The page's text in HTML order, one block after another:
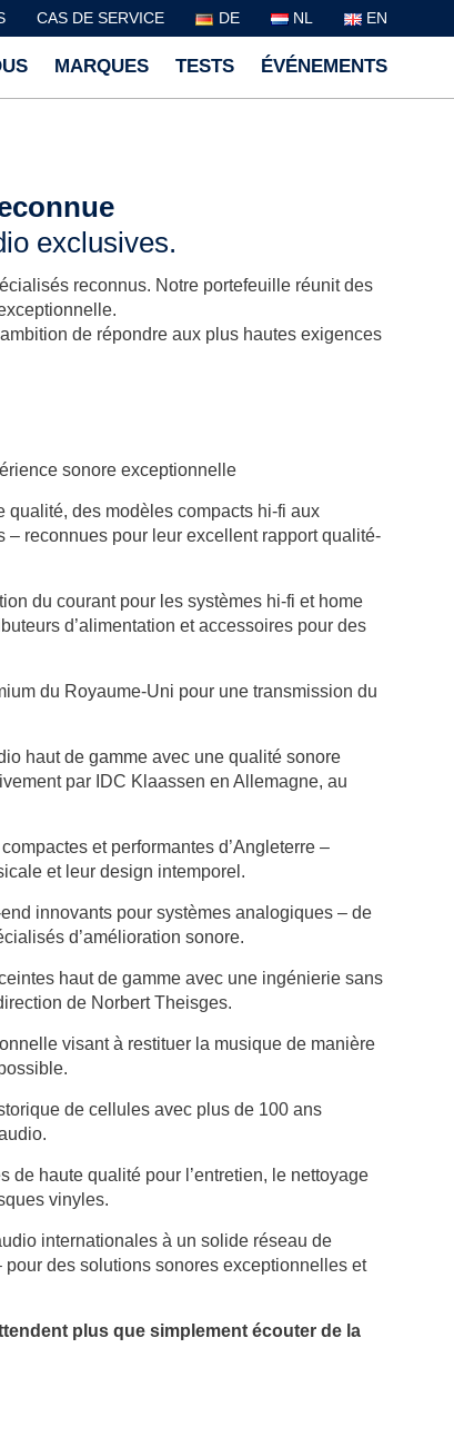
CAS DE SERVICE DE NL EN
MARQUES TESTS ÉVÉNEMENTS
exclusives.
reconnus. Notre portefeuille réunit des
de répondre aux plus hautes exigences
sonore exceptionnelle
qualité, des modèles compacts hi-fi aux
– reconnues pour leur excellent rapport qualité-
du courant pour les systèmes hi-fi et home
d’alimentation et accessoires pour des
du Royaume-Uni pour une transmission du
haut de gamme avec une qualité sonore
par IDC Klaassen en Allemagne, au
et performantes d’Angleterre –
et leur design intemporel.
innovants pour systèmes analogiques – de
d’amélioration sonore.
haut de gamme avec une ingénierie sans
de Norbert Theisges.
visant à restituer la musique de manière
de cellules avec plus de 100 ans
de haute qualité pour l’entretien, le nettoyage
vinyles.
internationales à un solide réseau de
des solutions sonores exceptionnelles et
plus que simplement écouter de la